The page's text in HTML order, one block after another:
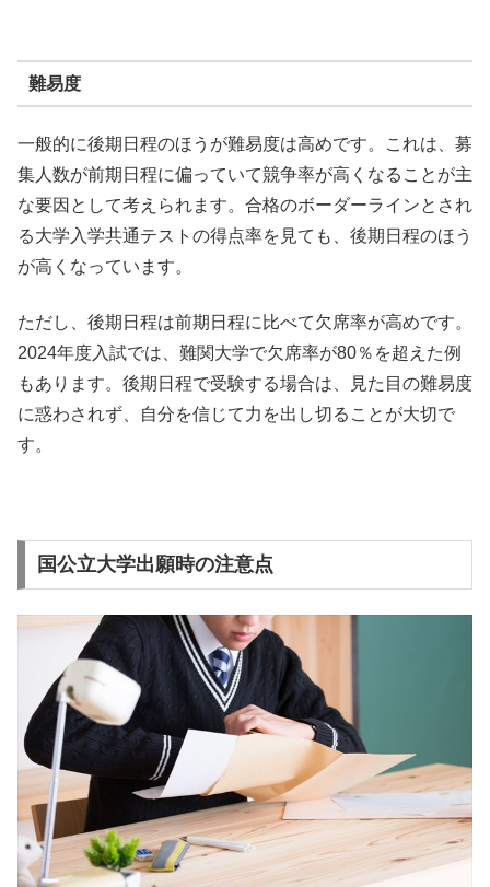
難易度
一般的に後期日程のほうが難易度は高めです。これは、募
集人数が前期日程に偏っていて競争率が高くなることが主
な要因として考えられます。合格のボーダーラインとされ
る大学入学共通テストの得点率を見ても、後期日程のほう
が高くなっています。
ただし、後期日程は前期日程に比べて欠席率が高めです。
2024年度入試では、難関大学で欠席率が80％を超えた例
もあります。後期日程で受験する場合は、見た目の難易度
に惑わされず、自分を信じて力を出し切ることが大切で
す。
国公立大学出願時の注意点